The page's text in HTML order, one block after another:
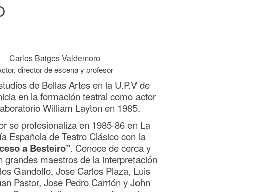
Carlos Baiges Valdemoro
director de escena y profesor
de Bellas Artes en la U.P.V de
en la formación teatral como actor
William Layton en 1985.
se profesionaliza en 1985-86 en La
Española de Teatro Clásico con la
a Besteiro”. Conoce de cerca y
grandes maestros de la interpretación
Gandolfo, Jose Carlos Plaza, Luis
Pastor, Jose Pedro Carrión y John